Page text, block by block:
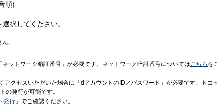
順)
択してください。
。
ットワーク暗証番号」が必要です。ネットワーク暗証番号についてはこちら を
アクセスいただいた場合は「dアカウントのID／パスワード」が必要です。ドコ
の発行が可能です。
発行 」でご確認ください。